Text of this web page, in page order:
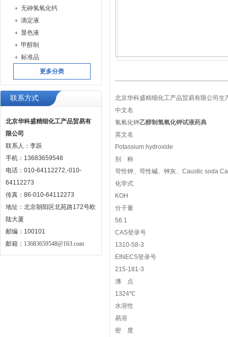
无砷氢氧化钙
滴定液
显色液
甲醇制
标准品
更多分类
联系方式
北京华科盛精细化工产品贸易有
限公司
联系人：李跃
手机：13683659548
电话：010-64112272,-010-
64112273
传真：86-010-64112273
地址：北京朝阳区北苑路172号欧
陆大厦
邮编：100101
邮箱： 13683659548@163.com
北京华科盛精细化工产品贸易有限公司生
中文名
氢氧化钾乙醇制氢氧化钾试液药典
英文名
Potassium hydroxide
别 称
苛性钾、苛性碱、钾灰、Caustic soda
化学式
KOH
分子量
56.1
CAS登录号
1310-58-3
EINECS登录号
215-181-3
沸 点
1324℃
水溶性
易溶
密 度